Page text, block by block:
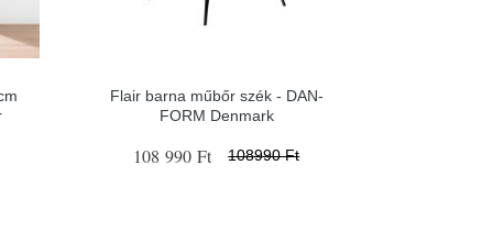
Flair barna műbőr szék - ​​​​​DAN-
FORM Denmark
108 990 Ft 108990 Ft